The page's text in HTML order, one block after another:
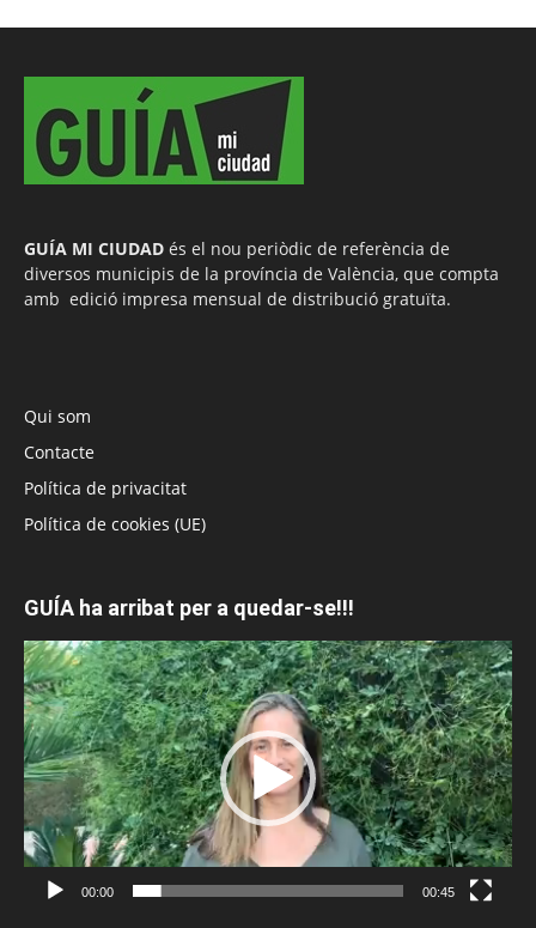
GUÍA MI CIUDAD és el nou periòdic de referència de
diversos municipis de la província de València, que compta
amb edició impresa mensual de distribució gratuïta.
Qui som
Contacte
Política de privacitat
Política de cookies (UE)
GUÍA ha arribat per a quedar-se!!!
Reproductor
de
vídeo
00:00 00:45